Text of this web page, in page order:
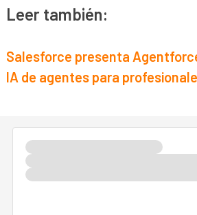
Leer también:
Salesforce presenta
IA de agentes para